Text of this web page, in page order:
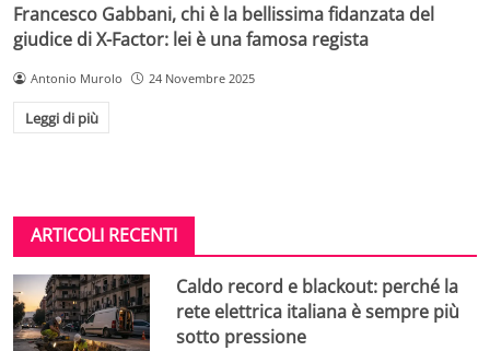
Francesco Gabbani, chi è la bellissima fidanzata del
giudice di X-Factor: lei è una famosa regista
Antonio Murolo 24 Novembre 2025
Leggi di più
ARTICOLI RECENTI
Caldo record e blackout: perché la
rete elettrica italiana è sempre più
sotto pressione